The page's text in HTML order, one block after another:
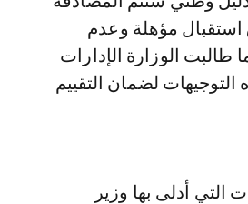
استقبال مؤهلة وعدم
الوزارة الإدارات
التوجيهات لضمان التقييم
التي أدلى بها وزير